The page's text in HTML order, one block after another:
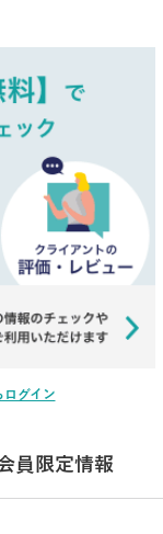
グイン
員限定情報